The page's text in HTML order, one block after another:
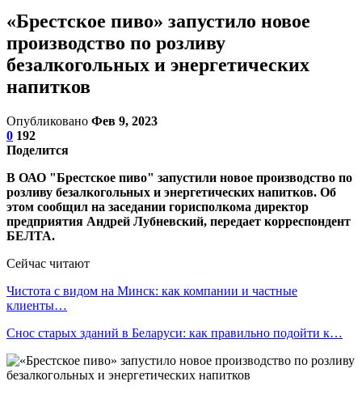
«Брестское пиво» запустило новое
производство по розливу
безалкогольных и энергетических
напитков
Опубликовано Фев 9, 2023
0 192
Поделится
В ОАО "Брестское пиво" запустили новое производство по
розливу безалкогольных и энергетических напитков. Об
этом сообщил на заседании горисполкома директор
предприятия Андрей Лубневский, передает корреспондент
БЕЛТА.
Сейчас читают
Чистота с видом на Минск: как компании и частные
клиенты…
Снос старых зданий в Беларуси: как правильно подойти к…